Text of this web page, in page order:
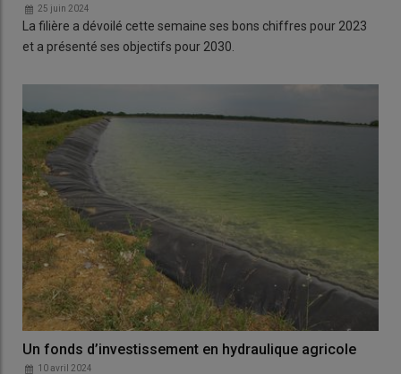
25 juin 2024
La filière a dévoilé cette semaine ses bons chiffres pour 2023
et a présenté ses objectifs pour 2030.
Un fonds d’investissement en hydraulique agricole
10 avril 2024